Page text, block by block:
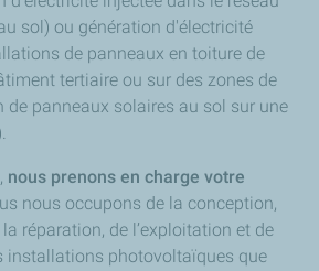
sol) ou génération d'électricité
de panneaux en toiture de
tertiaire ou sur des zones de
panneaux solaires au sol sur une
nous prenons en charge votre
nous occupons de la conception,
réparation, de l’exploitation et de
installations photovoltaïques que